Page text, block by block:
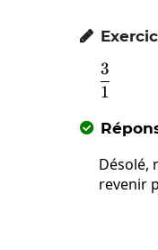

1
3

Désolé,
revenir